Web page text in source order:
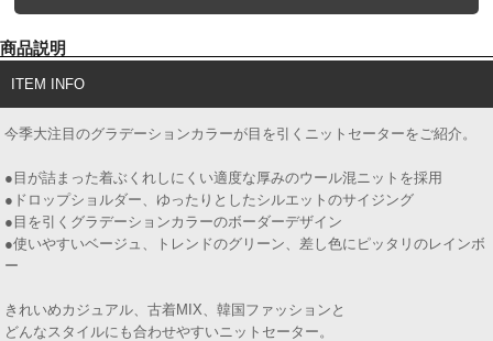
商品説明
ITEM INFO
今季大注目のグラデーションカラーが目を引くニットセーターをご紹介。
●目が詰まった着ぶくれしにくい適度な厚みのウール混ニットを採用
●ドロップショルダー、ゆったりとしたシルエットのサイジング
●目を引くグラデーションカラーのボーダーデザイン
●使いやすいベージュ、トレンドのグリーン、差し色にピッタリのレインボ
ー
きれいめカジュアル、古着MIX、韓国ファッションと
どんなスタイルにも合わせやすいニットセーター。